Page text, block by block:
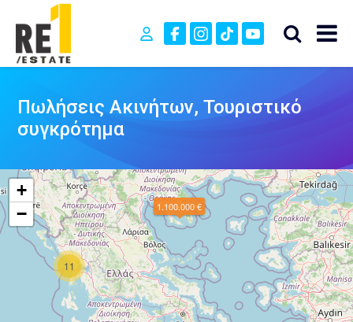
Πωλήσεις Ακινήτων, Τουριστικό
συγκρότημα
11
1.100.000 €
+
−